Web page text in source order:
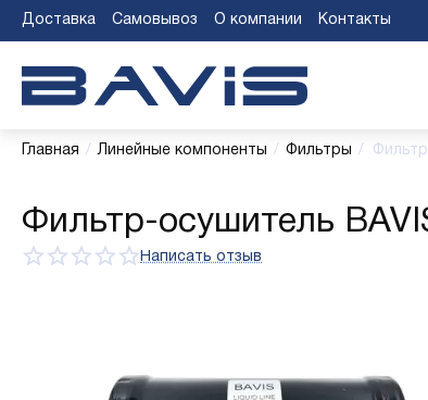
Доставка Самовывоз О компании Контакты
Главная / Линейные компоненты / Фильтры /
Фильтр-осушитель
Написать отзыв